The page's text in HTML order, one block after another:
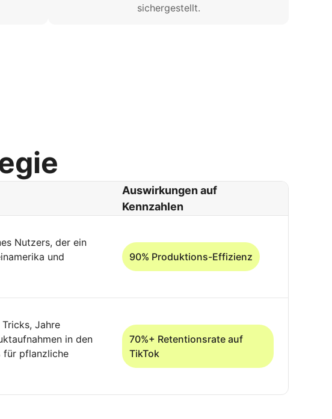
sichergestellt.
Auswirkungen auf
Kennzahlen
Nutzers, der ein
und
90% Produktions-Effizienz
Jahre
in den
für pflanzliche
70%+ Retentionsrate auf
TikTok